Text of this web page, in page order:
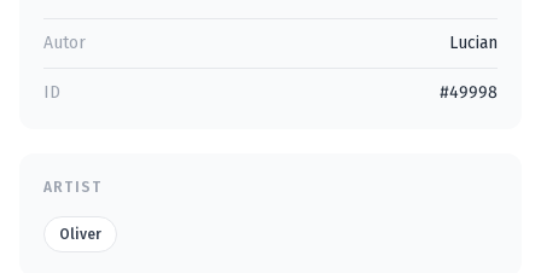
Autor Lucian
ID #49998
ARTIST
Oliver